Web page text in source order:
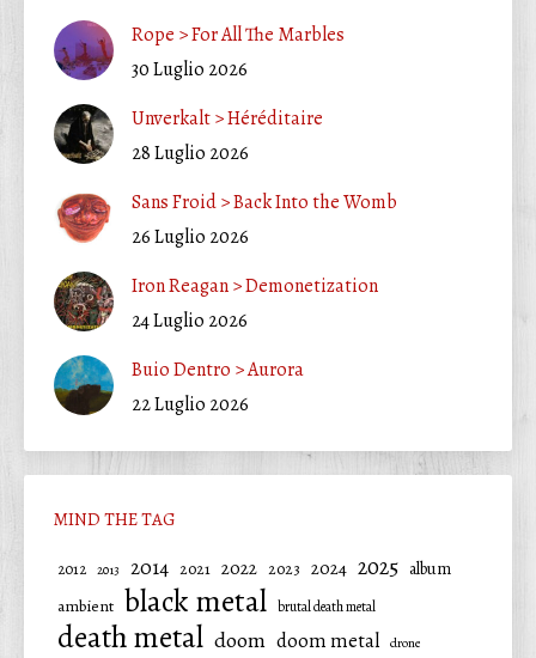
Rope > For All The Marbles
30 Luglio 2026
Unverkalt > Héréditaire
28 Luglio 2026
Sans Froid > Back Into the Womb
26 Luglio 2026
Iron Reagan > Demonetization
24 Luglio 2026
Buio Dentro > Aurora
22 Luglio 2026
MIND THE TAG
2012 2013 2014 2021 2022 2023 2024 2025 album
ambient black metal brutal death metal
death metal doom doom metal drone